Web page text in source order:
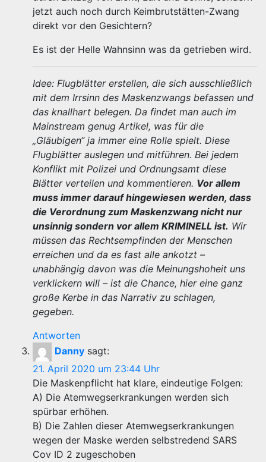
jetzt auch noch durch Keimbrutstätten-Zwang
direkt vor den Gesichtern?
Es ist der Helle Wahnsinn was da getrieben wird.
Idee: Flugblätter erstellen, die sich ausschließlich
mit dem Irrsinn des Maskenzwangs befassen und
das knallhart belegen. Da findet man auch im
Mainstream genug Artikel, was für die
„Gläubigen“ ja immer eine Rolle spielt. Diese
Flugblätter auslegen und mitführen. Bei jedem
Konflikt mit Polizei und Ordnungsamt diese
Blätter verteilen und kommentieren. Vor allem
muss immer darauf hingewiesen werden, dass
die Verordnung zum Maskenzwang nicht nur
unsinnig sondern vor allem KRIMINELL ist. Wir
müssen das Rechtsempfinden der Menschen
erreichen und da es fast alle ankotzt –
unabhängig davon was die Meinungshoheit uns
verklickern will – ist die Chance, hier eine ganz
große Kerbe in das Narrativ zu schlagen,
gegeben.
Antworten
Danny sagt:
21. April 2020 um 23:44 Uhr
Die Maskenpflicht hat klare, eindeutige Folgen:
A) Die Atemwegserkrankungen werden sich
spürbar erhöhen.
B) Die Zahlen dieser Atemwegserkrankungen
wegen der Maske werden selbstredend SARS
Cov ID 2 zugeschoben